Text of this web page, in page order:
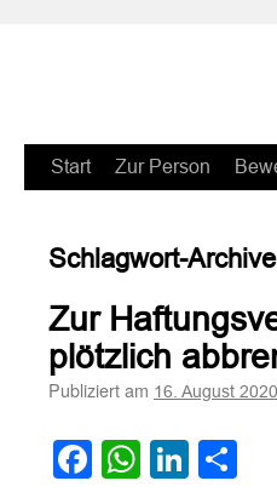
Zum
springen
Start Zur Person
Schlagwort-
Zur
plötzlich
Publiziert am 16. August 2020
Facebook